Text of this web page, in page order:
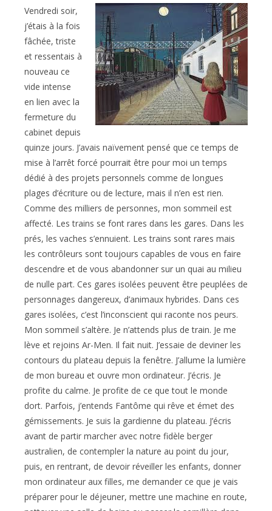
Vendredi soir,
j’étais à la fois
fâchée, triste
et ressentais à
nouveau ce
vide intense
en lien avec la
fermeture du
cabinet depuis
quinze jours. J’avais naïvement pensé que ce temps de
mise à l’arrêt forcé pourrait être pour moi un temps
dédié à des projets personnels comme de longues
plages d’écriture ou de lecture, mais il n’en est rien.
Comme des milliers de personnes, mon sommeil est
affecté. Les trains se font rares dans les gares. Dans les
prés, les vaches s’ennuient. Les trains sont rares mais
les contrôleurs sont toujours capables de vous en faire
descendre et de vous abandonner sur un quai au milieu
de nulle part. Ces gares isolées peuvent être peuplées de
personnages dangereux, d’animaux hybrides. Dans ces
gares isolées, c’est l’inconscient qui raconte nos peurs.
Mon sommeil s’altère. Je n’attends plus de train. Je me
lève et rejoins Ar-Men. Il fait nuit. J’essaie de deviner les
contours du plateau depuis la fenêtre. J’allume la lumière
de mon bureau et ouvre mon ordinateur. J’écris. Je
profite du calme. Je profite de ce que tout le monde
dort. Parfois, j’entends Fantôme qui rêve et émet des
gémissements. Je suis la gardienne du plateau. J’écris
avant de partir marcher avec notre fidèle berger
australien, de contempler la nature au point du jour,
puis, en rentrant, de devoir réveiller les enfants, donner
mon ordinateur aux filles, me demander ce que je vais
préparer pour le déjeuner, mettre une machine en route,